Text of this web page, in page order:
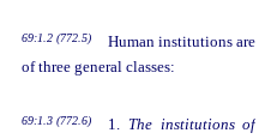
69:1.2 (772.5)
Human institutions are
of three general classes:
69:1.3 (772.6) 1. The institutions of